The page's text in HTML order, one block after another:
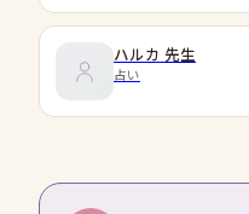
ハルカ 先生
占い